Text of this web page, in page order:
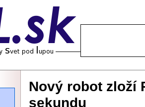
Nový robot zloží
sekundu